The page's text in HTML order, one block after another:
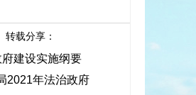
转载分享：
建设实施纲要
2021年法治政府